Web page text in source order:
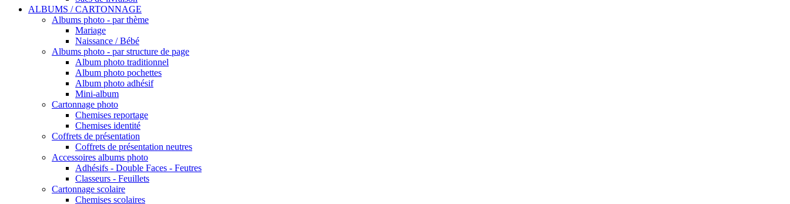
ALBUMS / CARTONNAGE
Albums photo - par thème
Mariage
Naissance / Bébé
Albums photo - par structure de page
Album photo traditionnel
Album photo pochettes
Album photo adhésif
Mini-album
Cartonnage photo
Chemises reportage
Chemises identité
Coffrets de présentation
Coffrets de présentation neutres
Accessoires albums photo
Adhésifs - Double Faces - Feutres
Classeurs - Feuillets
Cartonnage scolaire
Chemises scolaires